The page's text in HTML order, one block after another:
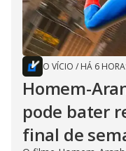
O VÍCIO / HÁ 6
Homem-
pode bater
final de